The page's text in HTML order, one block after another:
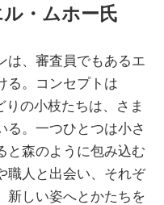
・ムホー氏
は、審査員でもあるエ
る。コンセプトは
りの小枝たちは、さま
る。一つひとつは小さ
と森のように包み込む
職人と出会い、それぞ
新しい姿へとかたちを